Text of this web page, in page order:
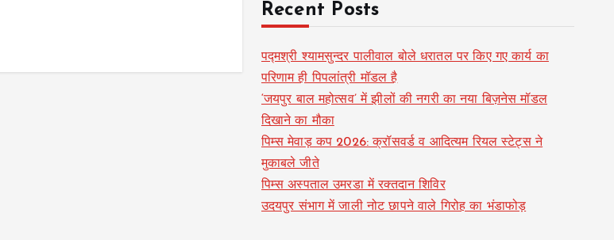
Recent Posts
पद्मश्री श्यामसुन्दर पालीवाल बोले धरातल पर किए गए कार्य का
परिणाम ही पिपलांत्री मॉडल है
‘जयपुर बाल महोत्सव’ में झीलों की नगरी का नया बिज़नेस मॉडल
दिखाने का मौका
पिम्स मेवाड़ कप 2026: क्रॉसवर्ड व आदित्यम रियल स्टेट्स ने
मुकाबले जीते
पिम्स अस्पताल उमरडा में रक्तदान शिविर
उदयपुर संभाग में जाली नोट छापने वाले गिरोह का भंडाफोड़